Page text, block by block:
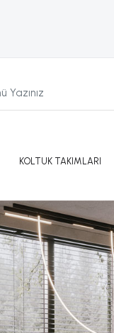
KOLTUK TAKIMLARI